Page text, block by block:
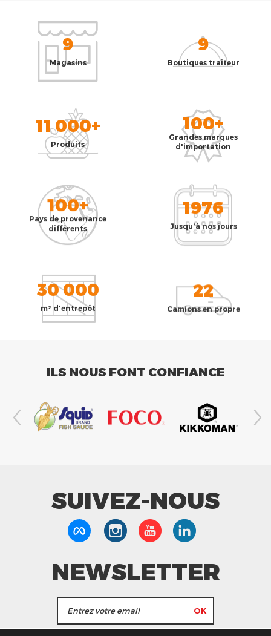
9
Magasins
9
Boutiques traiteur
11 000+
Produits
100+
Grandes marques
d'importation
100+
Pays de provenance
différents
1976
Jusqu'à nos jours
30 000
m² d'entrepôt
22
Camions en propre
ILS NOUS FONT CONFIANCE
SUIVEZ-NOUS
NEWSLETTER